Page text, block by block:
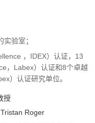
验室；
，IDEX）认证，13
，Labex）认证和8个卓越
）认证研究单位。
授
Roger